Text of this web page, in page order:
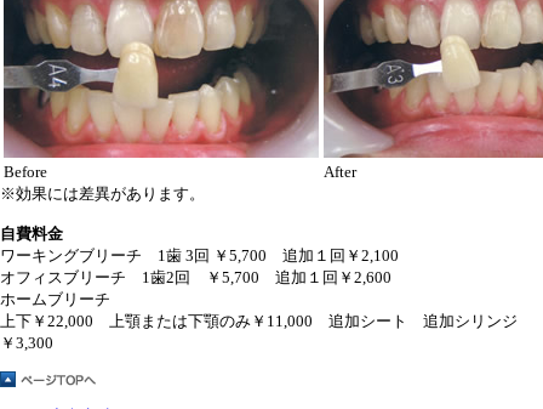
Before
After
※効果には差異があります。
自費料金
ワーキングブリーチ 1歯 3回 ￥5,700 追加１回￥2,100
オフィスブリーチ 1歯2回 ￥5,700 追加１回￥2,600
ホームブリーチ
上下￥22,000 上顎または下顎のみ￥11,000 追加シート 追加シリンジ
￥3,300